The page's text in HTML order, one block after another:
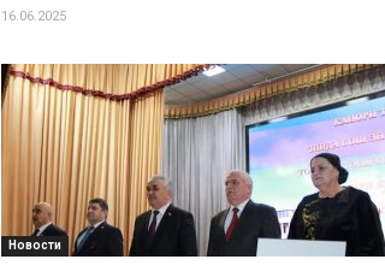
16.06.2025
Новости